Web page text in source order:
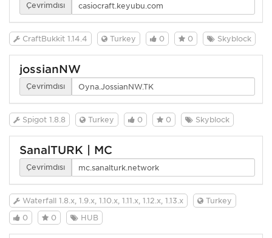
Çevrimdışı
CraftBukkit 1.14.4 Turkey 0 0 Skyblock
jossianNW
Çevrimdışı
Spigot 1.8.8 Turkey 0 0 Skyblock
SanalTURK | MC
Çevrimdışı
Waterfall 1.8.x, 1.9.x, 1.10.x, 1.11.x, 1.12.x, 1.13.x
Turkey
0
0 HUB